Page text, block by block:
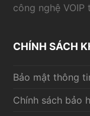
công nghệ
CHÍNH SÁCH
Bảo mật thông
Chính sách bảo